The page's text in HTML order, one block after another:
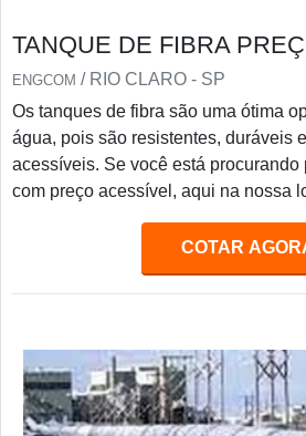
TANQUE DE FIBRA
ENGCOM / RIO CLARO - SP
Os tanques de fibra são uma ótima
água, pois são resistentes, duráveis
acessíveis. Se você está procurando
com preço acessível, aqui na nossa
Nossos tanques de fibra são
alta qualidade, garantindo
disso, oferecemos preços
Aproveite e compre já o seu tanque
acessível aqui na nossa loja.
COTAR